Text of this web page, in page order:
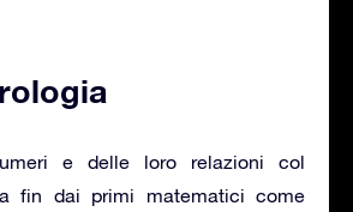
e delle loro relazioni col
fin dai primi matematici come